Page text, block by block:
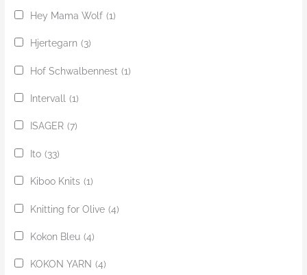
Hey Mama Wolf (1)
Hjertegarn (3)
Hof Schwalbennest (1)
Intervall (1)
ISAGER (7)
Ito (33)
Kiboo Knits (1)
Knitting for Olive (4)
Kokon Bleu (4)
KOKON YARN (4)